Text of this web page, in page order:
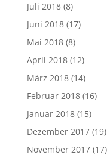
Juli 2018(8)
Juni 2018(17)
Mai 2018(8)
April 2018(12)
März 2018(14)
Februar 2018(16)
Januar 2018(15)
Dezember 2017(19)
November 2017(17)